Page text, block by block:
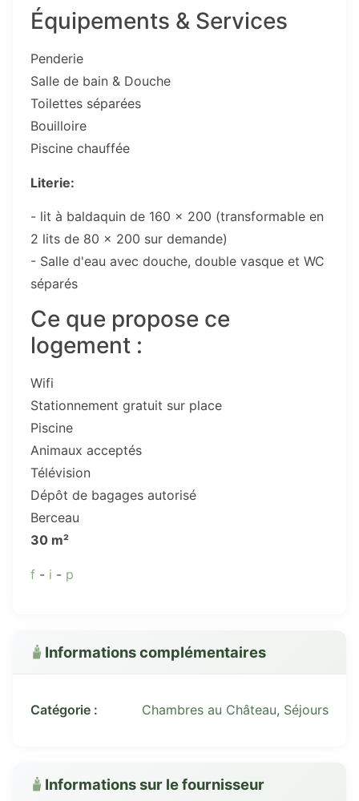
Équipements & Services
Penderie
Salle de bain & Douche
Toilettes séparées
Bouilloire
Piscine chauffée
Literie:
- lit à baldaquin de 160 x 200 (transformable en
2 lits de 80 x 200 sur demande)
- Salle d'eau avec douche, double vasque et WC
séparés
Ce que propose ce
logement :
Wifi
Stationnement gratuit sur place
Piscine
Animaux acceptés
Télévision
Dépôt de bagages autorisé
Berceau
30 m²
f - i - p
Informations complémentaires
Catégorie : Chambres au Château, Séjours
Informations sur le fournisseur